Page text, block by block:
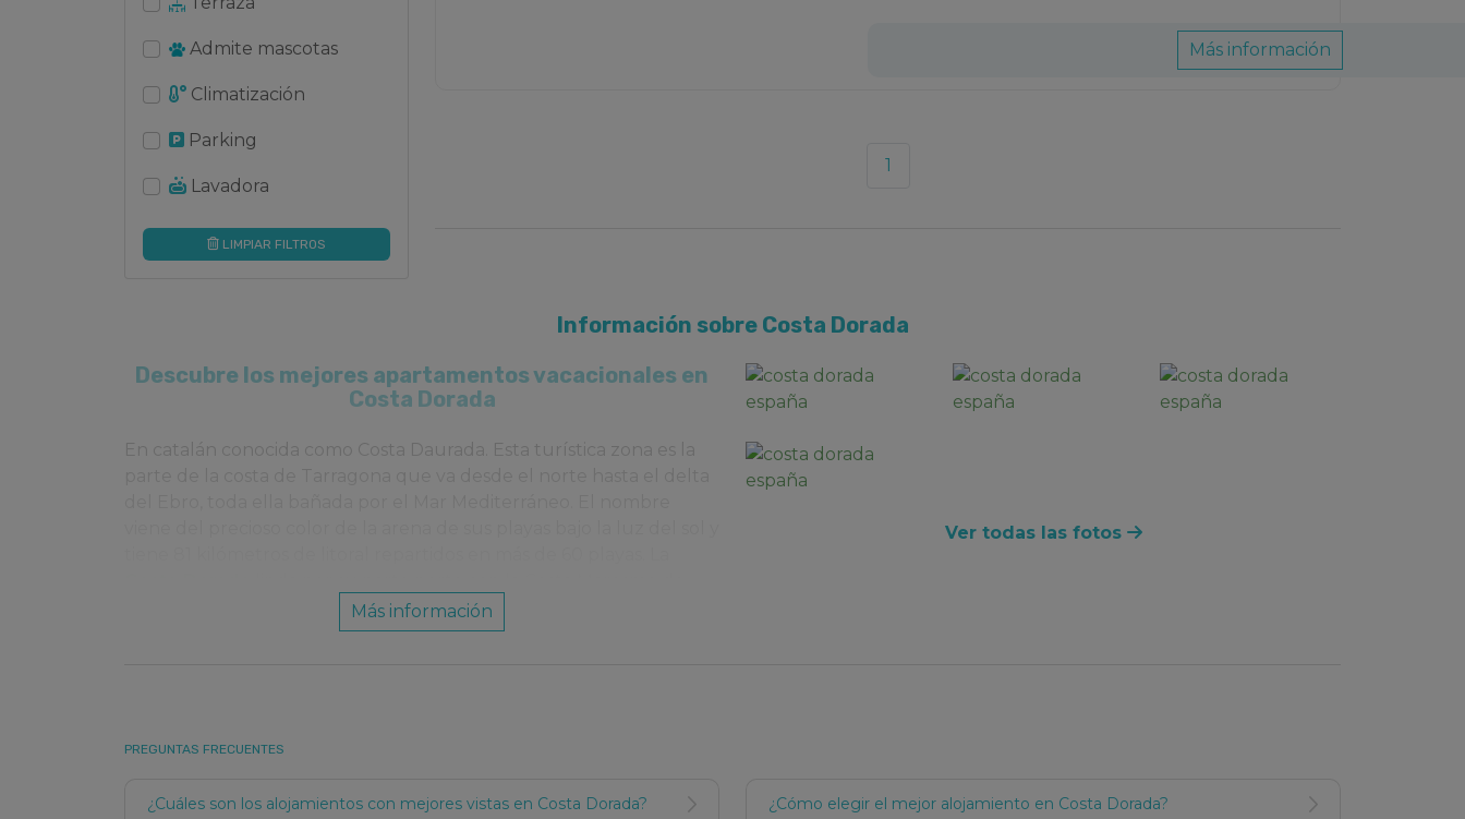
Admite mascotas
Climatización
Parking
Lavadora
LIMPIAR FILTROS
Más información
1
Información sobre Costa Dorada
Descubre los mejores apartamentos vacacionales en
Costa Dorada
En catalán conocida como Costa Daurada. Esta turística zona es la
Barcelona y por su parte sur con la Costa Azahar de Castellón.
PortAventura World situado en Vila-seca, alucinar con la historia
Antigua Audiencia, pasear por el Parque Natural de la Sierra de
Más información
Ver todas las fotos
PREGUNTAS FRECUENTES
¿Cuáles son los alojamientos con mejores vistas en Costa Dorada? ¿Cómo elegir el mejor alojamiento en Costa Dorada?